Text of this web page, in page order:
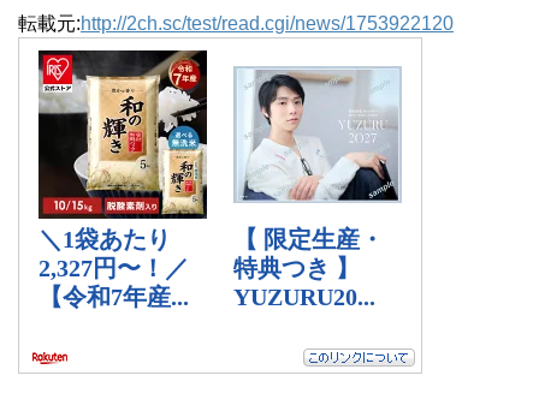
転載元:http://2ch.sc/test/read.cgi/news/1753922120